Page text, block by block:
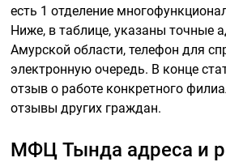
есть 1 отделение
Ниже, в таблице, указаны точные
Амурской области, телефон для
электронную очередь. В конце
отзыв о работе конкретного
отзывы других граждан.
МФЦ Тында адреса и